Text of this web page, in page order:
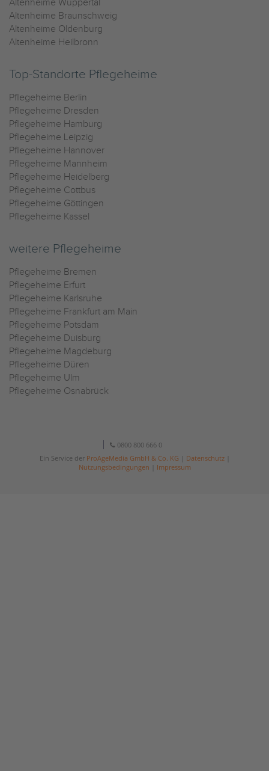
Altenheime Wuppertal
Altenheime Braunschweig
Altenheime Oldenburg
Altenheime Heilbronn
Top-Standorte Pflegeheime
Pflegeheime Berlin
Pflegeheime Dresden
Pflegeheime Hamburg
Pflegeheime Leipzig
Pflegeheime Hannover
Pflegeheime Mannheim
Pflegeheime Heidelberg
Pflegeheime Cottbus
Pflegeheime Göttingen
Pflegeheime Kassel
weitere Pflegeheime
Pflegeheime Bremen
Pflegeheime Erfurt
Pflegeheime Karlsruhe
Pflegeheime Frankfurt am Main
Pflegeheime Potsdam
Pflegeheime Duisburg
Pflegeheime Magdeburg
Pflegeheime Düren
Pflegeheime Ulm
Pflegeheime Osnabrück
0800 800 666 0
Ein Service der ProAgeMedia GmbH & Co. KG Datenschutz|
Nutzungsbedingungen
Impressum